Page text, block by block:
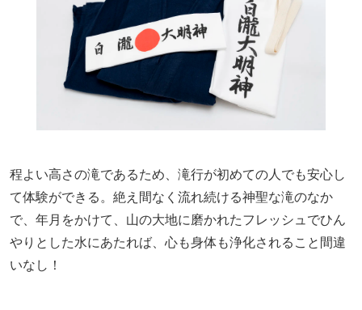
程よい高さの滝であるため、滝行が初めての人でも安心し
て体験ができる。絶え間なく流れ続ける神聖な滝のなか
で、年月をかけて、山の大地に磨かれたフレッシュでひん
やりとした水にあたれば、心も身体も浄化されること間違
いなし！